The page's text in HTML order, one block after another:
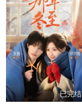
已完结